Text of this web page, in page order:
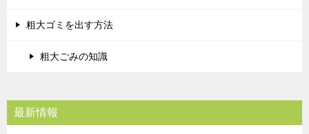
粗大ゴミを出す方法
粗大ごみの知識
最新情報